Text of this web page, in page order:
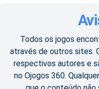
Todos os jogos
através de outros sites.
respectivos autores e
no Ojogos 360.